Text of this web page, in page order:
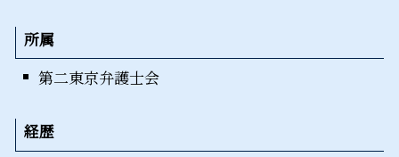
所属
第二東京弁護士会
経歴